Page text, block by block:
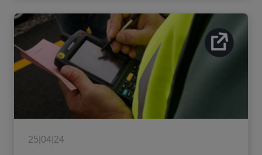
25|04|24